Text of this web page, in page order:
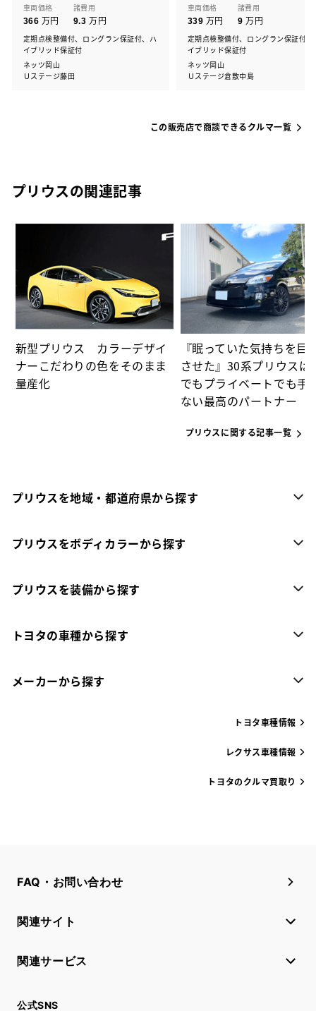
車両価格
366 万円
諸費用
9.3 万円
定期点検整備付、ロングラン保証付、ハ
イブリッド保証付
ネッツ岡山
Ｕステージ藤田
車両価格
339 万円
諸費用
9 万円
定期点検整備付、ロングラン保証付、
イブリッド保証付
ネッツ岡山
Ｕステージ倉敷中島
この販売店で商談できるクルマ一覧
プリウスの関連記事
新型プリウス カラーデザイ
ナーこだわりの色をそのまま
量産化
『眠っていた気持ちを目
させた』30系プリウスは
でもプライベートでも手
ない最高のパートナー
プリウスに関する記事一覧
プリウスを地域・都道府県から探す
プリウスをボディカラーから探す
プリウスを装備から探す
トヨタの車種から探す
メーカーから探す
トヨタ車種情報
レクサス車種情報
トヨタのクルマ買取り
FAQ・お問い合わせ
関連サイト
関連サービス
公式SNS